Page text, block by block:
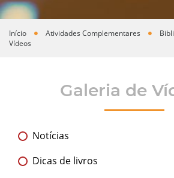
Você está aqui
Início Atividades Complementares
Vídeos
Galeria de
Notícias
Dicas de livros